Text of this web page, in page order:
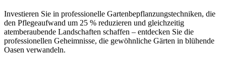
Investieren Sie in professionelle Gartenbepflanzungstechniken, die
den Pflegeaufwand um 25 % reduzieren und gleichzeitig
atemberaubende Landschaften schaffen – entdecken Sie die
professionellen Geheimnisse, die gewöhnliche Gärten in blühende
Oasen verwandeln.